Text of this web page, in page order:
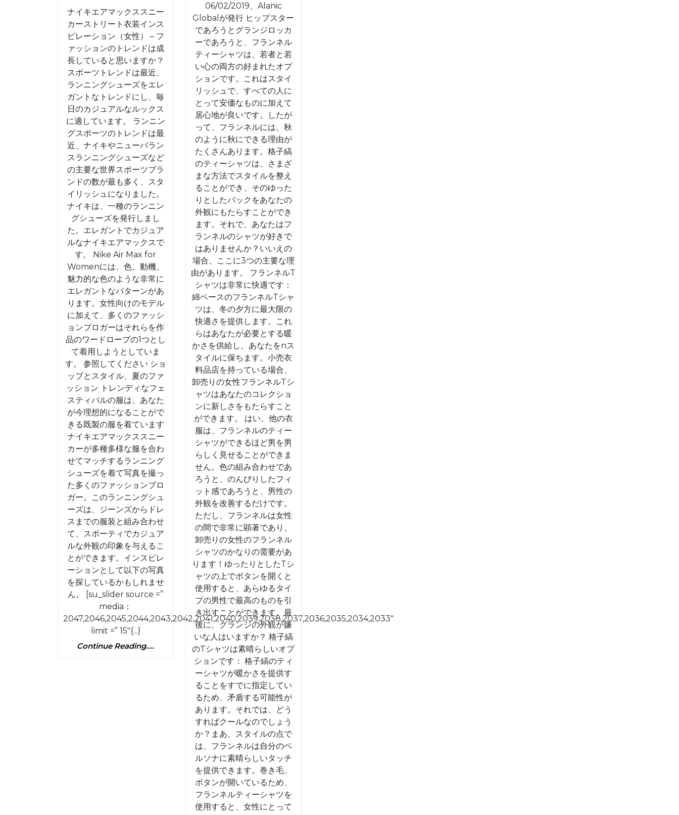
キ
エ
ア
マ
ッ
ク
ス
ス
ニ
ー
カ
ー
ス
ト
リ
ー
ト
衣
装
イ
ン
ス
ピ
レ
ー
シ
ョ
ン
（女
性）
ナイキエアマックススニー
カーストリート衣装インス
ピレーション（女性） – フ
ァッションのトレンドは成
長していると思いますか？
スポーツトレンドは最近、
ランニングシューズをエレ
ガントなトレンドにし、毎
日のカジュアルなルックス
に適しています。 ランニン
グスポーツのトレンドは最
近、ナイキやニューバラン
スランニングシューズなど
の主要な世界スポーツブラ
ンドの数が最も多く、スタ
イリッシュになりました。
ナイキは、一種のランニン
グシューズを発行しまし
た。エレガントでカジュア
ルなナイキエアマックスで
す。 Nike Air Max for
Womenには、色、動機、
魅力的な色のような非常に
エレガントなパターンがあ
ります。女性向けのモデル
に加えて、多くのファッシ
ョンブロガーはそれらを作
品のワードローブの1つとし
て着用しようとしていま
す。 参照してください ショ
ップとスタイル、夏のファ
ッション トレンディなフェ
スティバルの服は、あなた
が今理想的になることがで
きる既製の服を着ています
ナイキエアマックススニー
カーが多種多様な服を合わ
せてマッチするランニング
シューズを着て写真を撮っ
た多くのファッションブロ
ガー。このランニングシュ
ーズは、ジーンズからドレ
スまでの服装と組み合わせ
て、スポーティでカジュア
ルな外観の印象を与えるこ
とができます。インスピレ
ーションとして以下の写真
を探しているかもしれませ
ん。 [su_slider source =”
media：
2047,2046,2045,2044,2043,2042,2041,2040,2039,2038,2037,2036,2035,2034,2033″
limit =” 15″{...}
Continue Reading....
ル
シ
ャ
ツ
の
よ
う
に
秋
に
な
る
5
つ
の
理
由！
06/02/2019、Alanic
Globalが発行 ヒップスター
であろうとグランジロッカ
ーであろうと、フランネル
ティーシャツは、若者と若
い心の両方の好まれたオプ
ションです。これはスタイ
リッシュで、すべての人に
とって安価なものに加えて
居心地が良いです。したが
って、フランネルには、秋
のように秋にできる理由が
たくさんあります。格子縞
のティーシャツは、さまざ
まな方法でスタイルを整え
ることができ、そのゆった
りとしたバックをあなたの
外観にもたらすことができ
ます。それで、あなたはフ
ランネルのシャツが好きで
はありませんか？いいえの
場合、ここに3つの主要な理
由があります。 フランネルT
シャツは非常に快適です：
綿ベースのフランネルTシャ
ツは、冬の夕方に最大限の
快適さを提供します。これ
らはあなたが必要とする暖
かさを供給し、あなたをnス
タイルに保ちます。小売衣
料品店を持っている場合、
卸売りの女性フランネルTシ
ャツはあなたのコレクショ
ンに新しさをもたらすこと
ができます。 はい、他の衣
服は、フランネルのティー
シャツができるほど男を男
らしく見せることができま
せん。色の組み合わせであ
ろうと、のんびりしたフィ
ット感であろうと、男性の
外観を改善するだけです。
ただし、フランネルは女性
の間で非常に顕著であり、
卸売りの女性のフランネル
シャツのかなりの需要があ
ります！ゆったりとしたTシ
ャツの上でボタンを開くと
使用すると、あらゆるタイ
プの男性で最高のものを引
き出すことができます。最
後に、グランジの外観が嫌
いな人はいますか？ 格子縞
のTシャツは素晴らしいオプ
ションです： 格子縞のティ
ーシャツが暖かさを提供す
ることをすでに指定してい
るため、矛盾する可能性が
あります。それでは、どう
すればクールなのでしょう
か？まあ、スタイルの点で
は、フランネルは自分のペ
ルソナに素晴らしいタッチ
を提供できます。巻き毛、
ボタンが開いているため、
フランネルティーシャツを
使用すると、女性にとって